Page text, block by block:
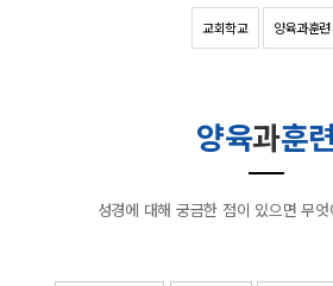
교회학교 양육과훈련
양육과훈련
성경에 대해 궁금한 점이 있으면 무